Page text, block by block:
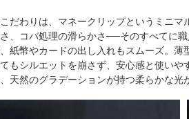
だわりは、マネークリップというミニ
、コバ処理の滑らかさ──そのすべてに
紙幣やカードの出し入れもスムーズ。
てもシルエットを崩さず、安心感と使い
天然のグラデーションが持つ柔らかな光